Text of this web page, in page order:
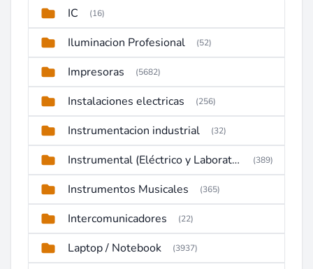
IC (16)
Iluminacion Profesional (52)
Impresoras (5682)
Instalaciones electricas (256)
Instrumentacion industrial (32)
Instrumental (Eléctrico y Laboratorio) (389)
Instrumentos Musicales (365)
Intercomunicadores (22)
Laptop / Notebook (3937)